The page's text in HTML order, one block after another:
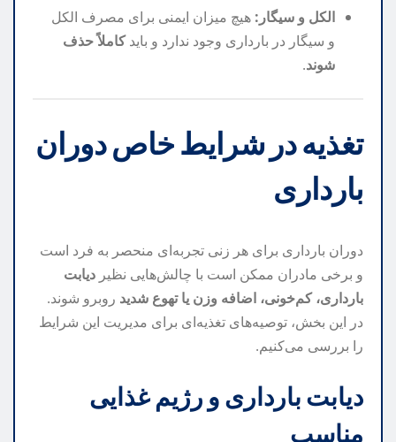
الکل و سیگار: هیچ میزان ایمنی برای مصرف الکل
و سیگار در بارداری وجود ندارد و بایدکاملاً حذف
شوند.
تغذیه در شرایط خاص دوران
بارداری
دوران بارداری برای هر زنی تجربه‌ای منحصر به فرد است
و برخی مادران ممکن است با چالش‌هایی نظیر دیابت
بارداری، کم‌خونی، اضافه وزن یا تهوع شدید روبرو شوند.
در این بخش، توصیه‌های تغذیه‌ای برای مدیریت این شرایط
را بررسی می‌کنیم.
دیابت بارداری و رژیم غذایی
مناسب